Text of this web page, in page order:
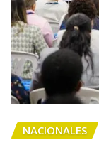
NACIONALES